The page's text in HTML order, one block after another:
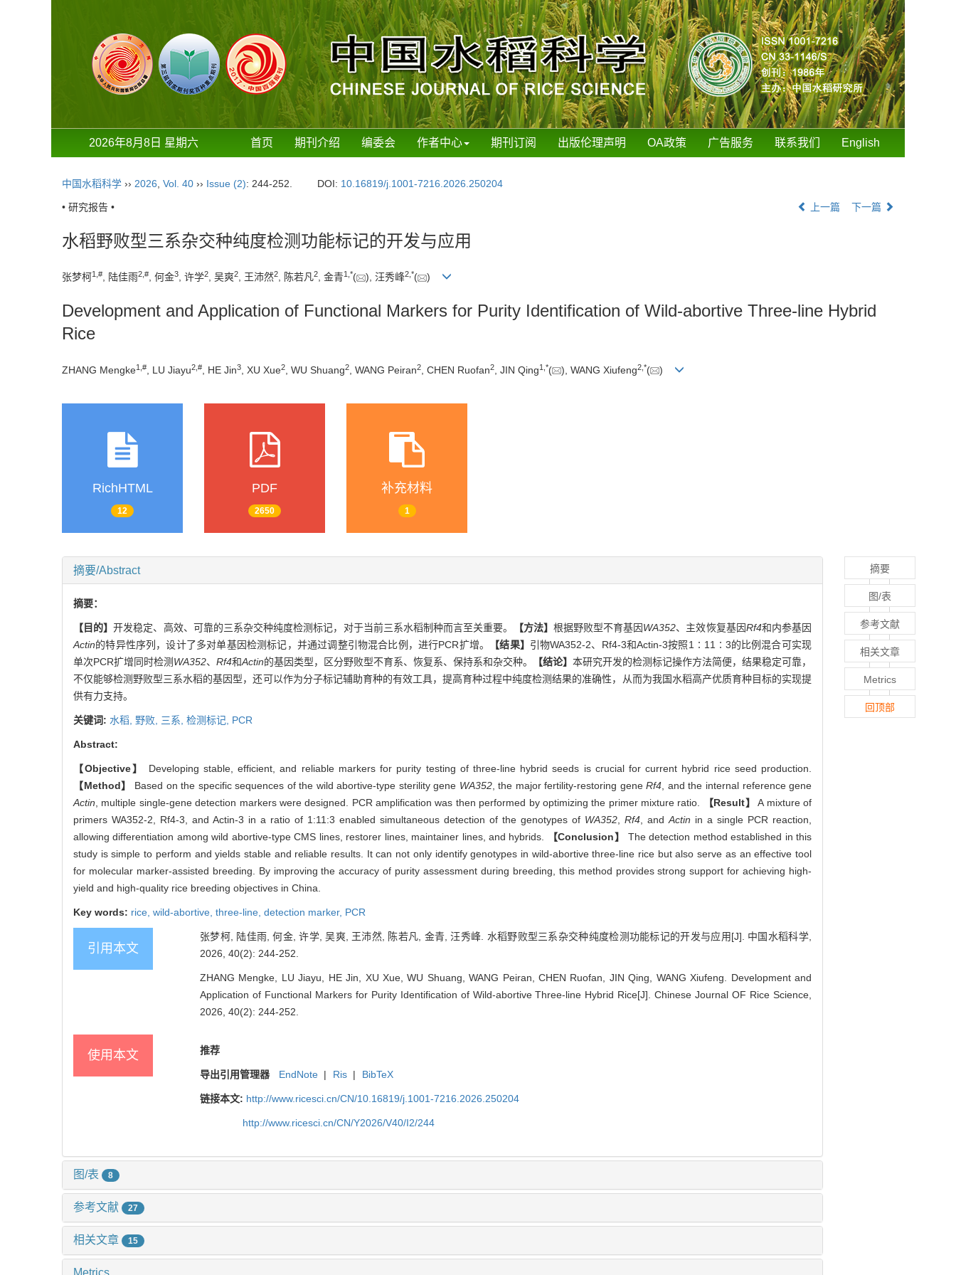
2026年8月8日 星期六 首页 期刊介绍 编委会 作者中心 期刊订阅 出版伦理声明 OA政策 广告服务 联系我们 English
中国水稻科学 ›› 2026 Vol. 40 ›› Issue (2): 244-252. DOI: 10.16819/j.1001-7216.2026.250204
• 研究报告 • 上一篇 下一篇
水稻野败型三系杂交种纯度检测功能标记的开发与应用
张梦柯1 #, 陆佳雨2 #, 何金3, 许学2, 吴爽2, 王沛然2, 陈若凡2, 金青1 *( ), 汪秀峰2 *( )
Development and Application of Functional Markers for Purity Identification of Wild-abortive Three-line Hybrid
Rice
ZHANG Mengke1 # , LU Jiayu2 # , HE Jin3 , XU Xue2 , WU Shuang2 , WANG Peiran2 , CHEN Ruofan2 , JIN Qing1 *( ), WANG Xiufeng2 *( )
RichHTML
12
PDF
2650
补充材料
1
摘要/Abstract
摘要：
【目的】开发稳定、高效、可靠的三系杂交种纯度检测标记，对于当前三系水稻制种而言至关重要。 【方法】 根据野败型不育基因WA352、主效恢复基因Rf4和内参基因
Actin的特异性序列，设计了多对单基因检测标记，并通过调整引物混合比例，进行PCR扩增。 【结果】 引物WA352-2、Rf4-3和Actin-3按照1∶11∶3的比例混合可实现
单次PCR扩增同时检测 WA352、 Rf4和Actin的基因类型，区分野败型不育系、恢复系、保持系和杂交种。 【结论】 本研究开发的检测标记操作方法简便，结果稳定可靠，
不仅能够检测野败型三系水稻的基因型，还可以作为分子标记辅助育种的有效工具，提高育种过程中纯度检测结果的准确性，从而为我国水稻高产优质育种目标的实现提
供有力支持。
关键词: 水稻, 野败, 三系, 检测标记, PCR
Abstract:
【Objective】
Developing stable, efficient, and reliable markers for purity testing of three-line hybrid seeds is crucial for current hybrid rice seed production.
【Method】
Based on the specific sequences of the wild abortive-type sterility gene WA352, the major fertility-restoring geneRf4, and the internal reference gene
Actin, multiple single-gene detection markers were designed. PCR amplification was then performed by optimizing the primer mixture ratio. 【Result】
A mixture of
primers WA352-2, Rf4-3, and Actin-3 in a ratio of 1:11:3 enabled simultaneous detection of the genotypes of WA352, Rf4, andActin in a single PCR reaction,
allowing differentiation among wild abortive-type CMS lines, restorer lines, maintainer lines, and hybrids.
【Conclusion】
The detection method established in this
study is simple to perform and yields stable and reliable results. It can not only identify genotypes in wild-abortive three-line rice but also serve as an effective tool
for molecular marker-assisted breeding. By improving the accuracy of purity assessment during breeding, this method provides strong support for achieving high-
yield and high-quality rice breeding objectives in China.
Key words: rice, wild-abortive, three-line, detection marker, PCR
引用本文
张梦柯, 陆佳雨, 何金, 许学, 吴爽, 王沛然, 陈若凡, 金青, 汪秀峰. 水稻野败型三系杂交种纯度检测功能标记的开发与应用[J]. 中国水稻科学,
2026, 40(2): 244-252.
ZHANG Mengke, LU Jiayu, HE Jin, XU Xue, WU Shuang, WANG Peiran, CHEN Ruofan, JIN Qing, WANG Xiufeng. Development and
Application of Functional Markers for Purity Identification of Wild-abortive Three-line Hybrid Rice[J]. Chinese Journal OF Rice Science,
2026, 40(2): 244-252.
使用本文 推荐
导出引用管理器 EndNote | Ris | BibTeX
链接本文: http://www.ricesci.cn/CN/10.16819/j.1001-7216.2026.250204
http://www.ricesci.cn/CN/Y2026/V40/I2/244
图/表 8
参考文献 27
相关文章 15
Metrics
摘要
图/表
参考文献
相关文章
Metrics
回顶部